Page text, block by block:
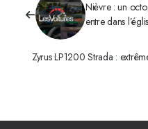
Nièvre : un
entre dans
Zyrus LP1200 Strada :